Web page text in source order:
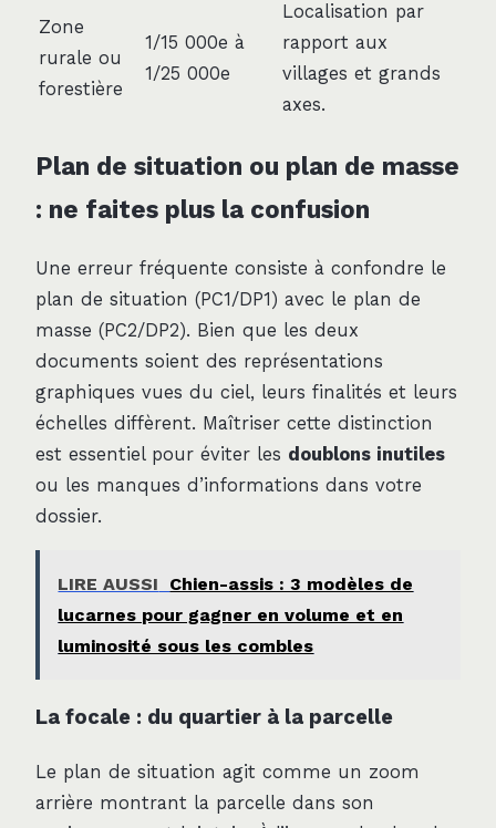
Zone
rurale ou
forestière
1/15 000e à
1/25 000e
Localisation par
rapport aux
villages et grands
axes.
Plan de situation ou plan de masse
: ne faites plus la confusion
Une erreur fréquente consiste à confondre le
plan de situation (PC1/DP1) avec le plan de
masse (PC2/DP2). Bien que les deux
documents soient des représentations
graphiques vues du ciel, leurs finalités et leurs
échelles diffèrent. Maîtriser cette distinction
est essentiel pour éviter les doublons inutiles
ou les manques d’informations dans votre
dossier.
LIRE AUSSI
Chien-assis : 3 modèles de
lucarnes pour gagner en volume et en
luminosité sous les combles
La focale : du quartier à la parcelle
Le plan de situation agit comme un zoom
arrière montrant la parcelle dans son